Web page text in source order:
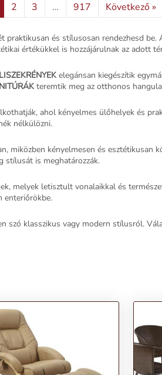
2 3 … 917 Következő »
és stílusosan rendezhesd
értékükkel is hozzájárulnak az adott
elegánsan kiegészítik
teremtik meg az otthonos
ahol kényelmes ülőhelyek és
nélkülözni.
miközben kényelmesen és esztétikusan
stílusát is meghatározzák.
melyek letisztult vonalaikkal és
enteriőrökbe.
szó klasszikus vagy modern stílusról.